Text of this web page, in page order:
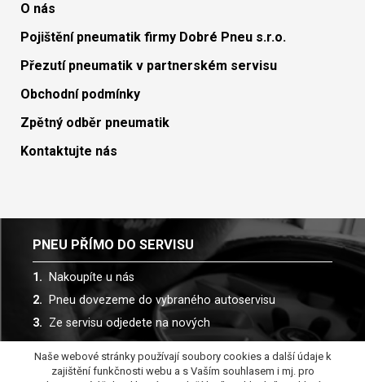
O nás
Pojištění pneumatik firmy Dobré Pneu s.r.o.
Přezutí pneumatik v partnerském servisu
Obchodní podmínky
Zpětný odběr pneumatik
Kontaktujte nás
PNEU PŘÍMO DO SERVISU
Nakoupíte u nás
Pneu dovezeme do vybraného autoservisu
Ze servisu odjedete na nových
Spolupracujeme s více než 30 autoservisy
Naše webové stránky používají soubory cookies a další údaje k
zajištění funkčnosti webu a s Vaším souhlasem i mj. pro